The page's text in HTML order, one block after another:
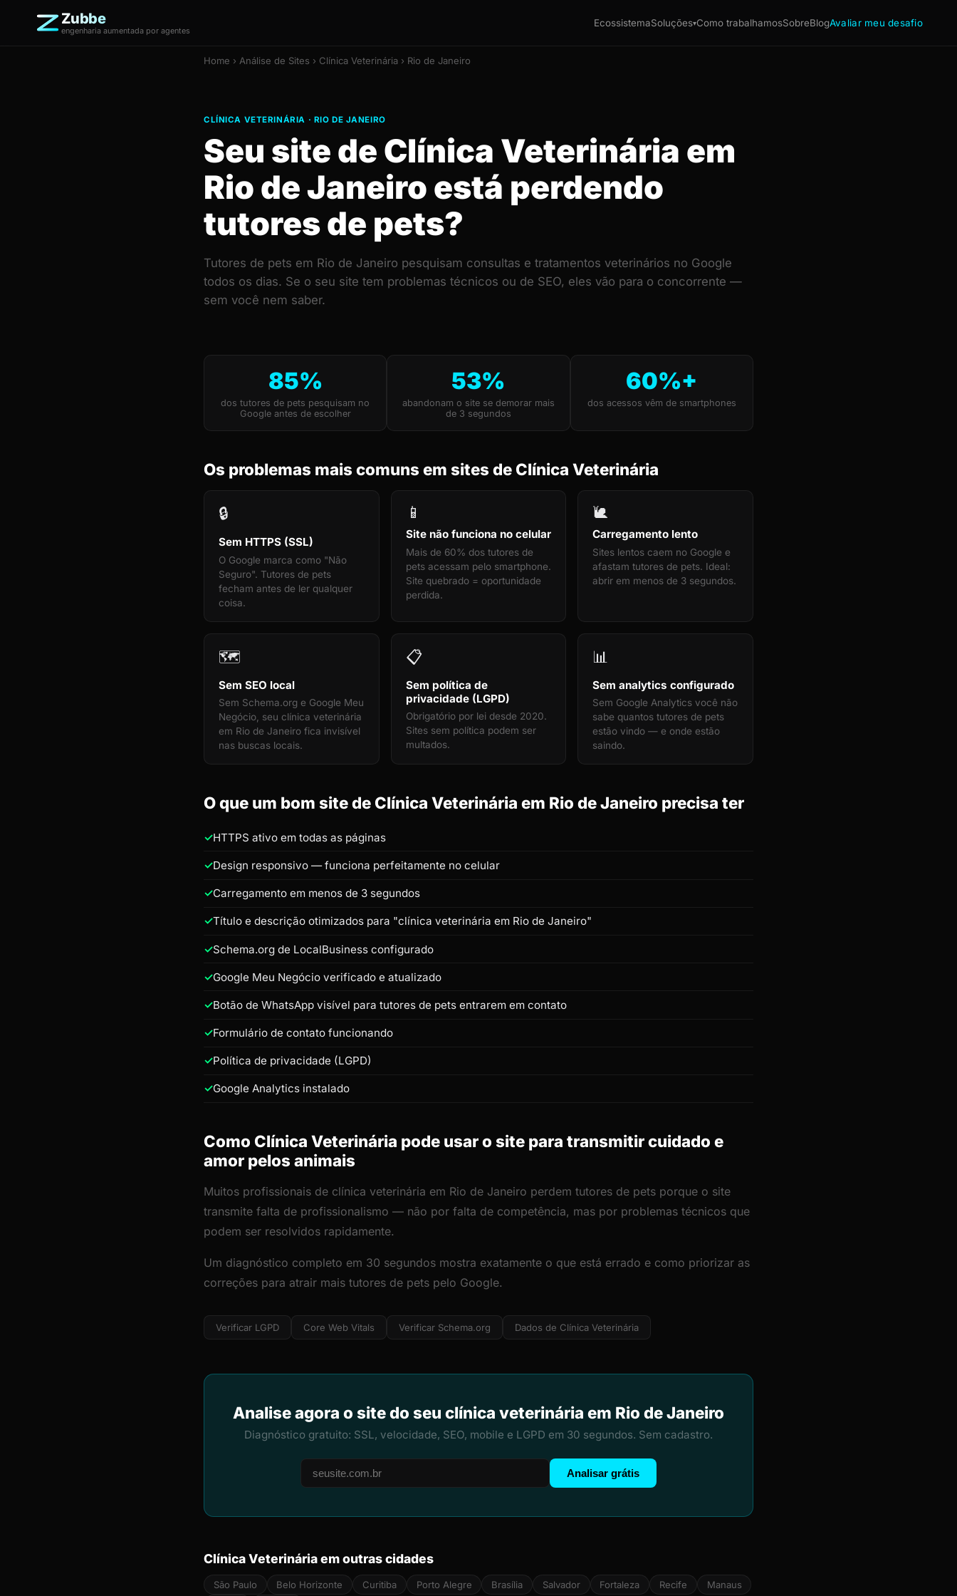
Zubbe
engenharia aumentada por agentes
EcossistemaSoluções▾Como trabalhamosSobreBlogAvaliar meu desafio
Home › Análise de Sites › Clínica Veterinária › Rio de Janeiro
CLÍNICA VETERINÁRIA · RIO DE JANEIRO
Seu site de Clínica Veterinária em
Rio de Janeiro está perdendo
tutores de pets?
Tutores de pets em Rio de Janeiro pesquisam consultas e tratamentos veterinários no Google
todos os dias. Se o seu site tem problemas técnicos ou de SEO, eles vão para o concorrente —
sem você nem saber.
85%
dos tutores de pets pesquisam no
Google antes de escolher
53%
abandonam o site se demorar mais
de 3 segundos
60%+
dos acessos vêm de smartphones
Os problemas mais comuns em sites de Clínica Veterinária
🔒
Sem HTTPS (SSL)
O Google marca como "Não
Seguro". Tutores de pets
fecham antes de ler qualquer
coisa.
📱
Site não funciona no celular
Mais de 60% dos tutores de
pets acessam pelo smartphone.
Site quebrado = oportunidade
perdida.
🐌
Carregamento lento
Sites lentos caem no Google e
afastam tutores de pets. Ideal:
abrir em menos de 3 segundos.
🗺️
Sem SEO local
Sem Schema.org e Google Meu
Negócio, seu clínica veterinária
em Rio de Janeiro fica invisível
nas buscas locais.
📋
Sem política de
privacidade (LGPD)
Obrigatório por lei desde 2020.
Sites sem política podem ser
multados.
📊
Sem analytics configurado
Sem Google Analytics você não
sabe quantos tutores de pets
estão vindo — e onde estão
saindo.
O que um bom site de Clínica Veterinária em Rio de Janeiro precisa ter
HTTPS ativo em todas as páginas
Design responsivo — funciona perfeitamente no celular
Carregamento em menos de 3 segundos
Título e descrição otimizados para "clínica veterinária em Rio de Janeiro"
Schema.org de LocalBusiness configurado
Google Meu Negócio verificado e atualizado
Botão de WhatsApp visível para tutores de pets entrarem em contato
Formulário de contato funcionando
Política de privacidade (LGPD)
Google Analytics instalado
Como Clínica Veterinária pode usar o site para transmitir cuidado e
amor pelos animais
Muitos profissionais de clínica veterinária em Rio de Janeiro perdem tutores de pets porque o site
transmite falta de profissionalismo — não por falta de competência, mas por problemas técnicos que
podem ser resolvidos rapidamente.
Um diagnóstico completo em 30 segundos mostra exatamente o que está errado e como priorizar as
correções para atrair mais tutores de pets pelo Google.
Verificar LGPD Core Web Vitals Verificar Schema.org Dados de Clínica Veterinária
Analise agora o site do seu clínica veterinária em Rio de Janeiro
Diagnóstico gratuito: SSL, velocidade, SEO, mobile e LGPD em 30 segundos. Sem cadastro.
Analisar grátis
Clínica Veterinária em outras cidades
São Paulo Belo Horizonte Curitiba Porto Alegre Brasília Salvador Fortaleza Recife Manaus